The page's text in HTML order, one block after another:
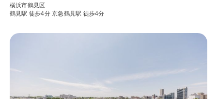
横浜市鶴見区
鶴見駅 徒歩4分京急鶴見駅 徒歩4分